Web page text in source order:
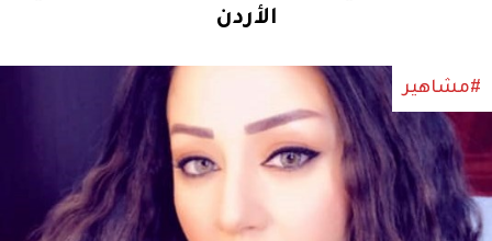
الأردن
#مشاهير